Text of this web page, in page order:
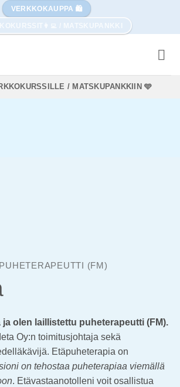
VERKKOKAUPPA 🛍️
/ MATSKUPANKKIIN 🩵
(FM)
ja olen laillistettu puheterapeutti (FM).
Oy:n toimitusjohtaja sekä
Etäpuheterapia on
on tehostaa puheterapiaa viemällä
. Etävastaanotolleni voit osallistua